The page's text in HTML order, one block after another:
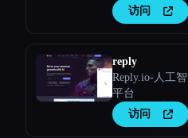
访问
reply
Reply.io-人工
平台
访问